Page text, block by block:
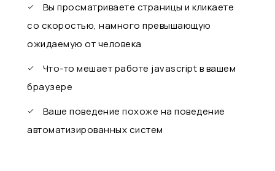
Вы просматриваете страницы и кликаете
со скоростью, намного превышающую
ожидаемую от человека
Что-то мешает работе javascript в вашем
браузере
Ваше поведение похоже на поведение
автоматизированных систем